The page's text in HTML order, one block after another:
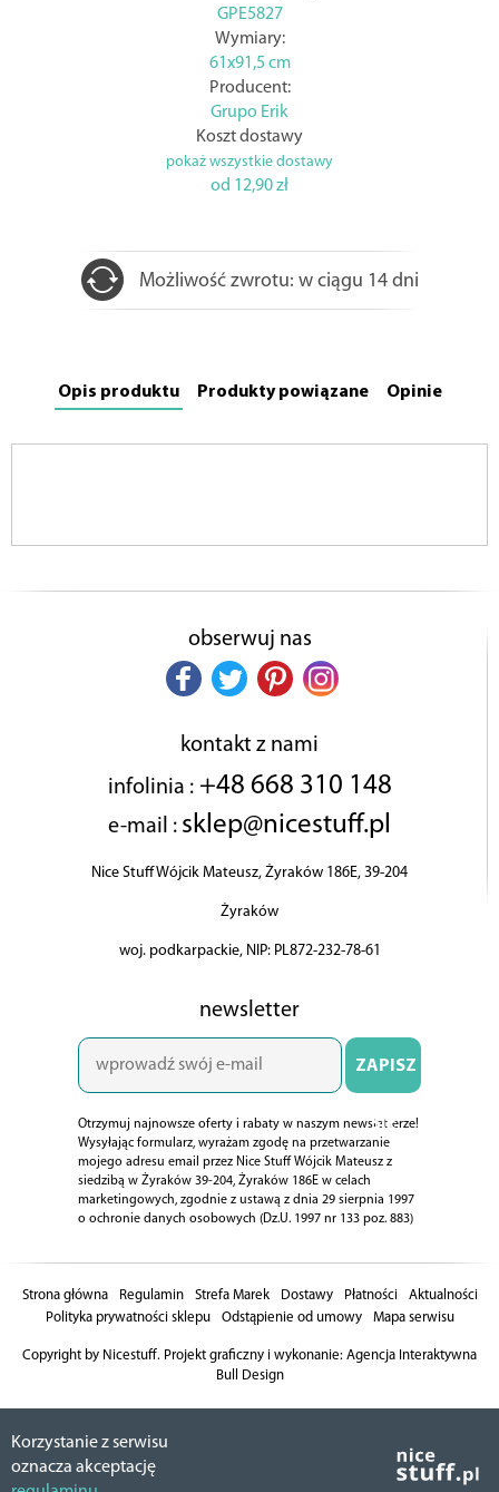
GPE5827
Wymiary:
61x91,5 cm
Producent:
Grupo Erik
Koszt dostawy
pokaż wszystkie dostawy
od 12,90 zł
Możliwość zwrotu: w ciągu 14 dni
Opis produktu Produkty powiązane Opinie
obserwuj nas
kontakt z nami
infolinia :+48 668 310 148
e-mail : sklep@nicestuff.pl
Nice Stuff Wójcik Mateusz, Żyraków 186E, 39-204
Żyraków
woj. podkarpackie, NIP: PL872-232-78-61
newsletter
ZAPISZ
SIĘ
Otrzymuj najnowsze oferty i rabaty w naszym newsletterze!
Wysyłając formularz, wyrażam zgodę na przetwarzanie
mojego adresu email przez Nice Stuff Wójcik Mateusz z
siedzibą w Żyraków 39-204, Żyraków 186E w celach
marketingowych, zgodnie z ustawą z dnia 29 sierpnia 1997
o ochronie danych osobowych (Dz.U. 1997 nr 133 poz. 883)
Strona główna Regulamin Strefa Marek Dostawy Płatności
Aktualności
Polityka prywatności sklepu
Odstąpienie od umowy Mapa serwisu
Copyright by Nicestuff. Projekt graficzny i wykonanie: Agencja Interaktywna
Bull Design
Korzystanie z serwisu
oznacza akceptację